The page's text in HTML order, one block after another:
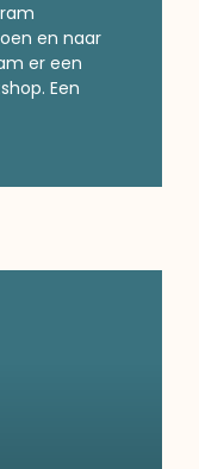
en naar
er een
Een